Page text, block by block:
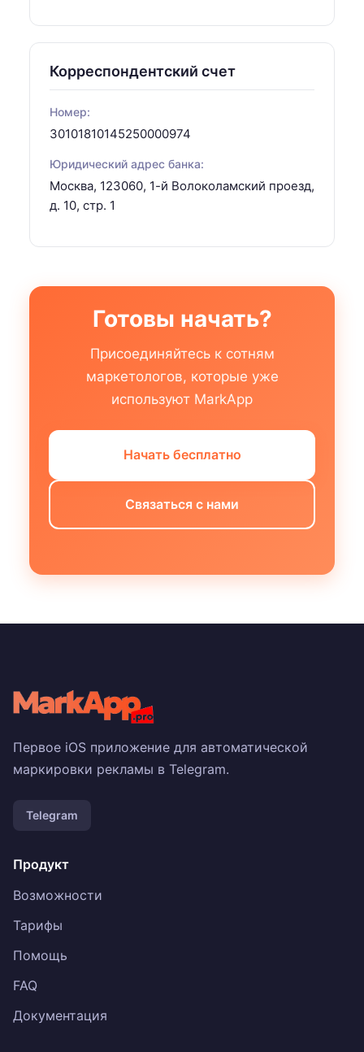
Корреспондентский счет
Номер:
30101810145250000974
Юридический адрес банка:
Москва, 123060, 1-й Волоколамский проезд,
д. 10, стр. 1
Готовы начать?
Присоединяйтесь к сотням
маркетологов, которые уже
используют MarkApp
Начать бесплатно
Связаться с нами
Первое iOS приложение для автоматической
маркировки рекламы в Telegram.
Telegram
Продукт
Возможности
Тарифы
Помощь
FAQ
Документация